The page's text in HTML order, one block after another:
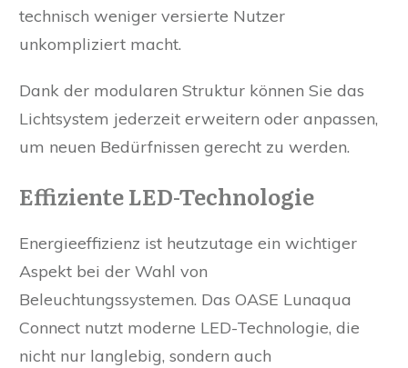
technisch weniger versierte Nutzer
unkompliziert macht.
Dank der modularen Struktur können Sie das
Lichtsystem jederzeit erweitern oder anpassen,
um neuen Bedürfnissen gerecht zu werden.
Effiziente LED-Technologie
Energieeffizienz ist heutzutage ein wichtiger
Aspekt bei der Wahl von
Beleuchtungssystemen. Das OASE Lunaqua
Connect nutzt moderne LED-Technologie, die
nicht nur langlebig, sondern auch